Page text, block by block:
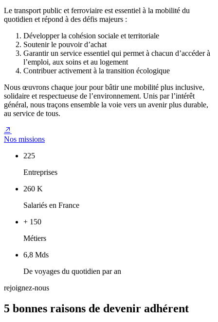
Le transport public et ferroviaire est essentiel à la mobilité du
quotidien et répond à des défis majeurs :
Développer la cohésion sociale et territoriale
Soutenir le pouvoir d’achat
Garantir un service essentiel qui permet à chacun d’accéder à
l’emploi, aux soins et au logement
Contribuer activement à la transition écologique
Nous œuvrons chaque jour pour bâtir une mobilité plus inclusive,
solidaire et respectueuse de l’environnement. Unis par l’intérêt
général, nous traçons ensemble la voie vers un avenir plus durable,
au service de tous.
Nos missions
225
Entreprises
260 K
Salariés en France
+ 150
Métiers
6,8 Mds
De voyages du quotidien par an
rejoignez-nous
5 bonnes raisons de devenir adhérent